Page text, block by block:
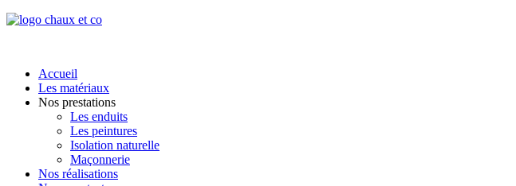
Accueil
Les matériaux
Nos prestations
Les enduits
Les peintures
Isolation naturelle
Maçonnerie
Nos réalisations